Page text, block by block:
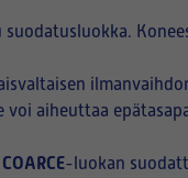
aiheuttaa
COARCE-luokan